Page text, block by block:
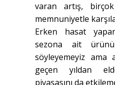
varan artış,
memnuniyetle
Erken hasat
sezona ait
söyleyemeyiz ama
geçen yıldan
piyasasını da